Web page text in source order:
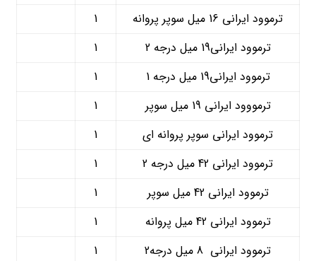
ترموود ایرانی 16 میل سوپر پروانه
1
ترموود ایرانی19 میل درجه 2
1
ترموود ایرانی19 میل درجه 1
1
ترمووود ایرانی 19 میل سوپر
1
ترموود ایرانی سوپر پروانه ای
1
ترموود ایرانی 42 میل درجه 2
1
ترموود ایرانی 42 میل سوپر
1
ترموود ایرانی 42 میل پروانه
1
ترموود ایرانی 8 میل درجه2
1